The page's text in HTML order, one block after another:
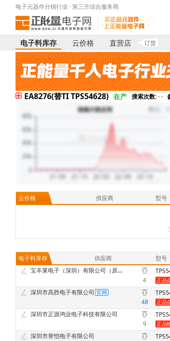
电子元器件分销行业 · 第三方综合服务商
电子料库存 云价格 直营店 订货
EA8276(替TI TPS54628) 在产 搜索次数:- -
云价格 供应商 型号
电子料库存 供应商 型号
宝丰莱电子（深圳）有限公司（原南京宝丰莱电子有限公司）
4
深圳市高胜电子有限公司
48
深圳市正源鸿业电子科技有限公司
9
深圳市誉恺电子有限公司